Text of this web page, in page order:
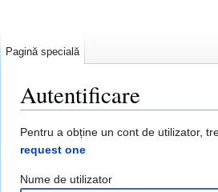
Autentificare
Pentru a obține un cont de utilizator,
request one
Nume de utilizator
Pagină specială